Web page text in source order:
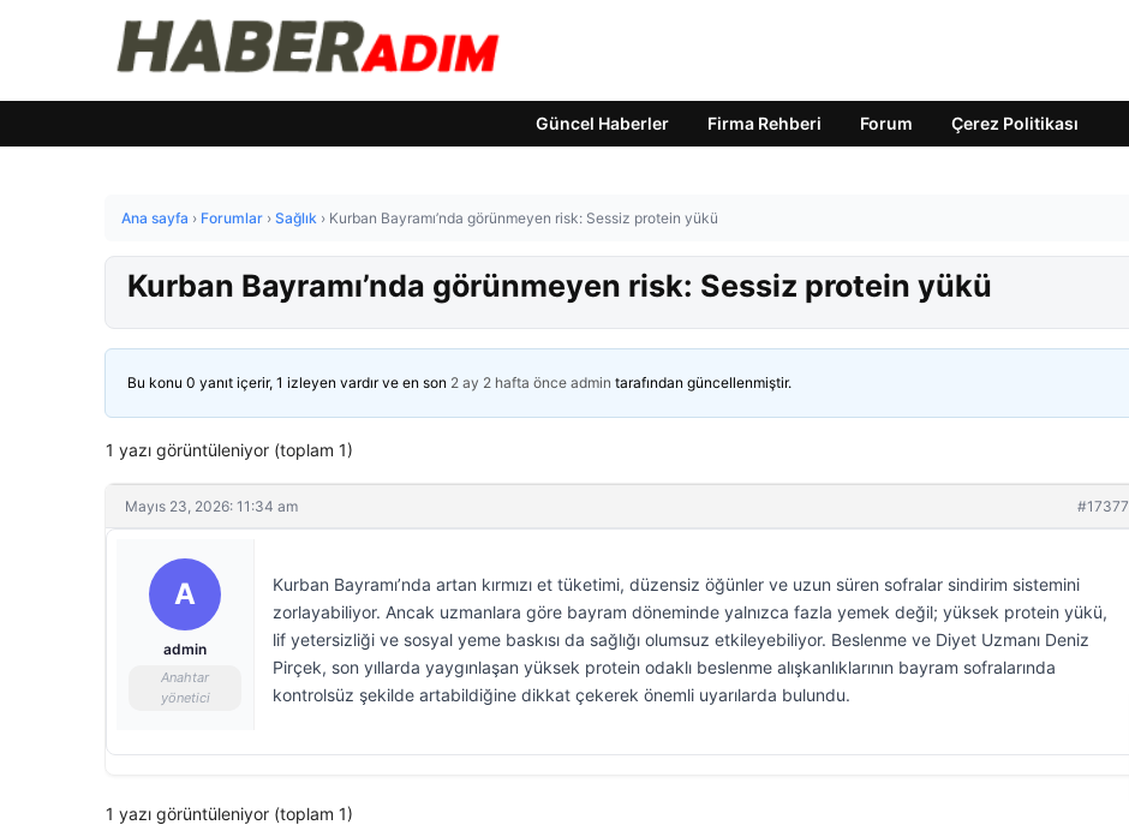
Güncel Haberler Firma Rehberi Forum Çerez Politikası
Ana sayfa › Forumlar › Sağlık › Kurban Bayramı’nda görünmeyen risk: Sessiz protein yükü
Kurban Bayramı’nda görünmeyen risk: Sessiz protein yükü
Bu konu 0 yanıt içerir, 1 izleyen vardır ve en son 2 ay 2 hafta önce admin tarafından güncellenmiştir.
1 yazı görüntüleniyor (toplam 1)
Mayıs 23, 2026: 11:34 am #17377
A
admin
Anahtar
yönetici
Kurban Bayramı’nda artan kırmızı et tüketimi, düzensiz öğünler ve uzun süren sofralar sindirim sistemini
zorlayabiliyor. Ancak uzmanlara göre bayram döneminde yalnızca fazla yemek değil; yüksek protein yükü,
lif yetersizliği ve sosyal yeme baskısı da sağlığı olumsuz etkileyebiliyor. Beslenme ve Diyet Uzmanı Deniz
Pirçek, son yıllarda yaygınlaşan yüksek protein odaklı beslenme alışkanlıklarının bayram sofralarında
kontrolsüz şekilde artabildiğine dikkat çekerek önemli uyarılarda bulundu.
1 yazı görüntüleniyor (toplam 1)